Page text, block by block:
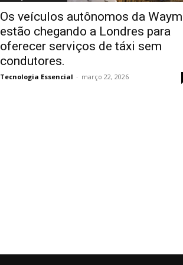
Os veículos autônomos da
estão chegando a Londres para
oferecer serviços de táxi sem
condutores.
Tecnologia Essencial - março 22, 2026